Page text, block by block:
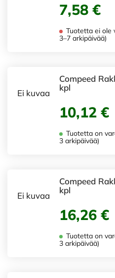
7,58 €
Tuotetta ei ole
3–7 arkipäivää)
Ei kuvaa
Compeed
kpl
10,12 €
Tuotetta on
3 arkipäivää)
Ei kuvaa
Compeed
kpl
16,26 €
Tuotetta on
3 arkipäivää)